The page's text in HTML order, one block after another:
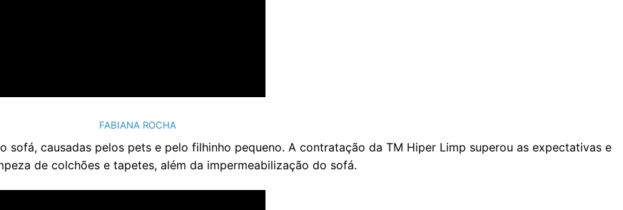
FABIANA ROCHA
sofá, causadas pelos pets e pelo filhinho pequeno. A contratação da TM Hiper Limp superou as expectativas e
de colchões e tapetes, além da impermeabilização do sofá.